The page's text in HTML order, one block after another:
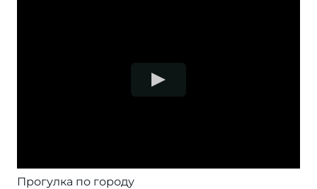
Прогулка по городу